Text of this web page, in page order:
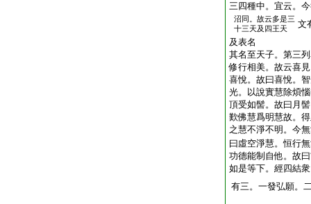
三四種中。宜云。
沼同。故云多是三
十三天及四王天
文
及表名
其名至天子。第三
修行相美。故云喜
喜悅。故曰喜悅。
光。以說實慧除煩
頂受如髻。故曰月
歎佛慧爲明慧故。
之慧不淨不明。今
曰虛空淨慧。恒行
功德能制自他。故
如是等下。經四結
有三。一發弘願。